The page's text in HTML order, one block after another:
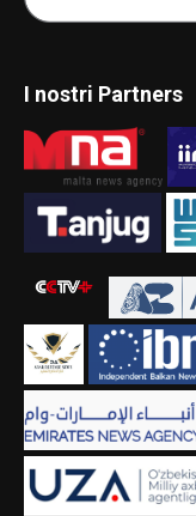
I nostri Partners